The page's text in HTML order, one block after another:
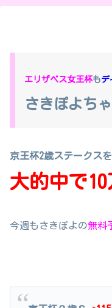
エリザベス女王杯もデ
さきぽよち
京王杯2歳ステークスを
大的中で10
今週もさきぽよの無料